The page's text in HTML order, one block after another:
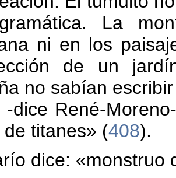
La
ni en los
de un
no sabían
-dice René-
de titanes» (408).
dice: «monstruo